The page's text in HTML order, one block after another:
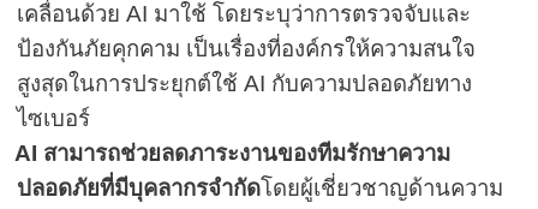
เคลื่อนด้วยAI มาใช้ โดยระบุว่าการตรวจจับและ
ป้องกันภัยคุกคาม เป็นเรื่องที่องค์กรให้ความสนใจ
สูงสุดในการประยุกต์ใช้AI กับความปลอดภัยทาง
ไซเบอร์
AI สามารถช่วยลดภาระงานของทีมรักษาความ
ปลอดภัยที่มีบุคลากรจำกัดโดยผู้เชี่ยวชาญด้านความ